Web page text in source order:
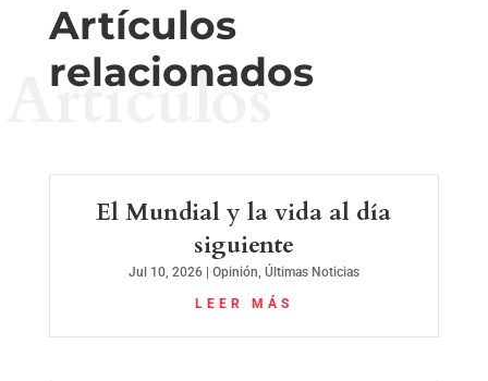
Artículos
relacionados
Artículos
El Mundial y la vida al día
siguiente
Jul 10, 2026| Opinión, Últimas Noticias
LEER MÁS